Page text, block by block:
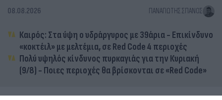
08.08.2026 ΠΑΝΑΓΙΏΤΗΣ ΣΠΑΝΌΣ
Καιρός: Στα ύψη ο υδράργυρος με 39άρια - Επικίνδυνο
«κοκτέιλ» με μελτέμια, σε Red Code 4 περιοχές
Πολύ υψηλός κίνδυνος πυρκαγιάς για την Κυριακή
(9/8) - Ποιες περιοχές θα βρίσκονται σε «Red Code»